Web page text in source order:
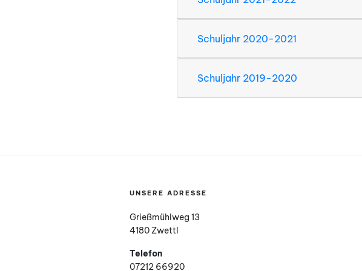
Schuljahr 2020-2021
Schuljahr 2019-2020
UNSERE ADRESSE
Grießmühlweg 13
4180 Zwettl
Telefon
07212 66920